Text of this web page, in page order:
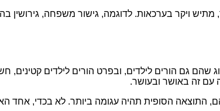
מתיש ויקר בערכאות. לדוגמה, גישור משפחה, גירושין
שהם גם הורים לילדים, ובפרט הורים לילדים
עם זה באושר ובעושר.
התוצאה הסופית תהיה עגומה ביותר. לא בכדי,